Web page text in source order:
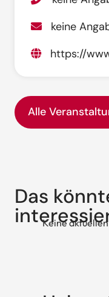
keine
https://
Alle
Das
Keine